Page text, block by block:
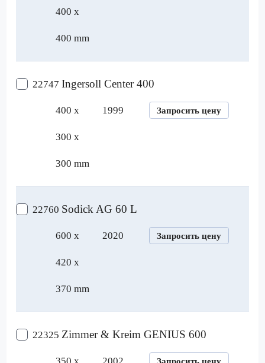
400 x
400 mm
22747 Ingersoll Center 400
400 x
300 x
300 mm
1999 Запросить цену
22760 Sodick AG 60 L
600 x
420 x
370 mm
2020 Запросить цену
22325 Zimmer & Kreim GENIUS 600
Запросить цену